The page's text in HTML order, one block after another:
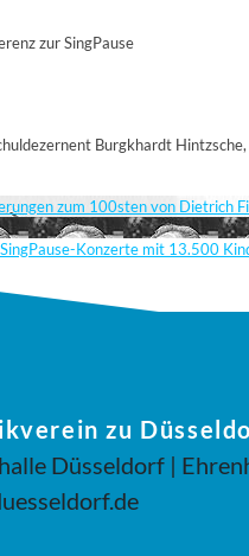
zur SingPause
Burgkhardt
zum 100sten von Dietrich
Konzerte mit 13.500
zu
Düsseldorf |